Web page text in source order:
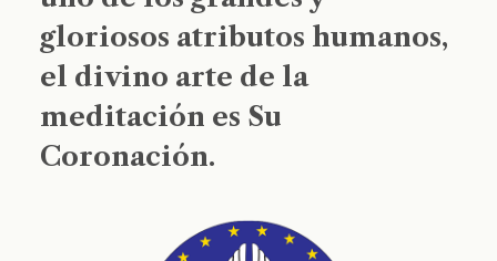
gloriosos atributos humanos,
el divino arte de la
meditación es Su
Coronación.